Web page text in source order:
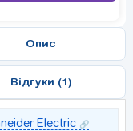
Опис
Відгуки (1)
Electric